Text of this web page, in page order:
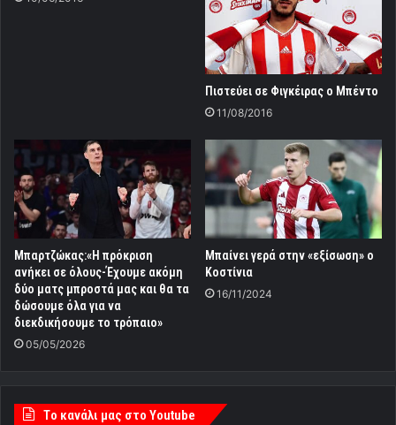
Πιστεύει σε Φιγκέιρας ο Μπέντο
11/08/2016
Μπαρτζώκας:«Η πρόκριση
ανήκει σε όλους-Έχουμε ακόμη
δύο ματς μπροστά μας και θα τα
δώσουμε όλα για να
διεκδικήσουμε το τρόπαιο»
05/05/2026
Μπαίνει γερά στην «εξίσωση» ο
Κοστίνια
16/11/2024
Tο κανάλι μας στο Youtube